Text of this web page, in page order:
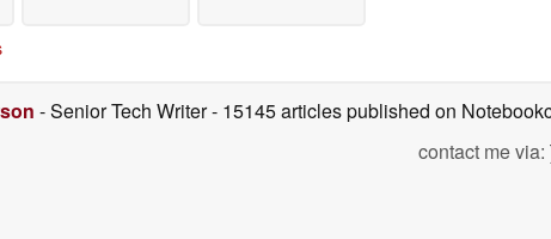
- Senior Tech Writer- 15145 articles published on
contact me via: